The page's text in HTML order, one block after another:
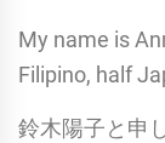
My name is
Filipino, half
鈴木陽子と申